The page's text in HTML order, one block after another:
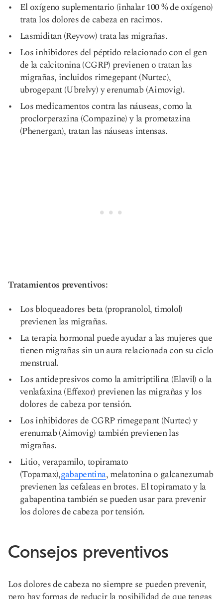
El oxígeno suplementario (inhalar 100 % de oxígeno)
trata los dolores de cabeza en racimos.
Lasmiditan (Reyvow) trata las migrañas.
Los inhibidores del péptido relacionado con el gen
de la calcitonina (CGRP) previenen o tratan las
migrañas, incluidos rimegepant (Nurtec),
ubrogepant (Ubrelvy) y erenumab (Aimovig).
Los medicamentos contra las náuseas, como la
proclorperazina (Compazine) y la prometazina
(Phenergan), tratan las náuseas intensas.
Tratamientos preventivos:
Los bloqueadores beta (propranolol, timolol)
previenen las migrañas.
La terapia hormonal puede ayudar a las mujeres que
tienen migrañas sin un aura relacionada con su ciclo
menstrual.
Los antidepresivos como la amitriptilina (Elavil) o la
venlafaxina (Effexor) previenen las migrañas y los
dolores de cabeza por tensión.
Los inhibidores de CGRP rimegepant (Nurtec) y
erenumab (Aimovig) también previenen las
migrañas.
Litio, verapamilo, topiramato
(Topamax),gabapentina, melatonina o galcanezumab
previenen las cefaleas en brotes. El topiramato y la
gabapentina también se pueden usar para prevenir
los dolores de cabeza por tensión.
Consejos preventivos
Los dolores de cabeza no siempre se pueden prevenir,